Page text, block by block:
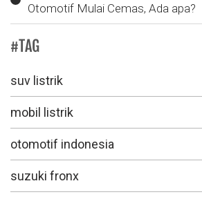
Otomotif Mulai Cemas, Ada apa?
#TAG
suv listrik
mobil listrik
otomotif indonesia
suzuki fronx